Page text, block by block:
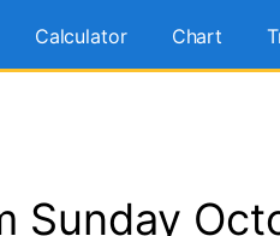
Calculator Chart
Sunday